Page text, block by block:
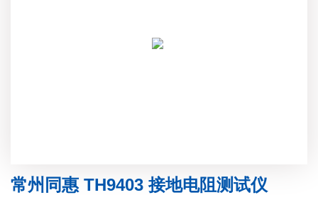
常州同惠 TH9403 接地电阻测试仪